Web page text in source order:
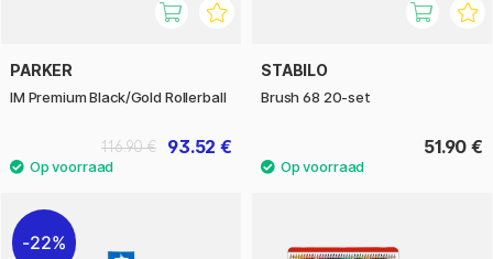
PARKER
IM Premium Black/Gold Rollerball
93.52 €
116.90 €
STABILO
Brush 68 20-set
51.90 €
22%